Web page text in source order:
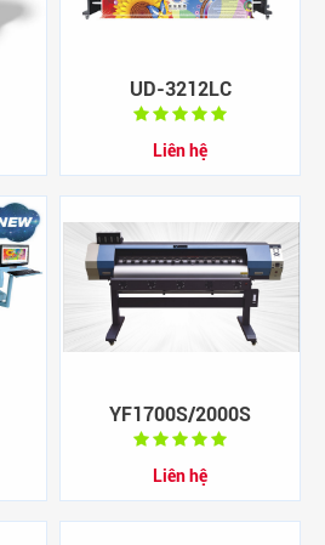
UD-3212LC
Liên hệ
YF1700S/2000S
Liên hệ